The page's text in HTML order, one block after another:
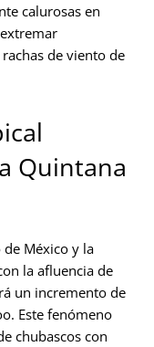
calurosas en
de viento de
Quintana
México y la
la afluencia de
un incremento de
Este fenómeno
chubascos con